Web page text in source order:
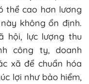
thể cao hơn lương
không ổn định.
hội, lực lượng thu
công ty, doanh
xã để chuẩn hóa
lợi như bảo hiểm,